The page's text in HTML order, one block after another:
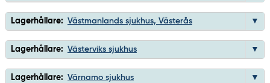
Lagerhållare: Västmanlands sjukhus, Västerås
Lagerhållare: Västerviks sjukhus
Lagerhållare: Värnamo sjukhus